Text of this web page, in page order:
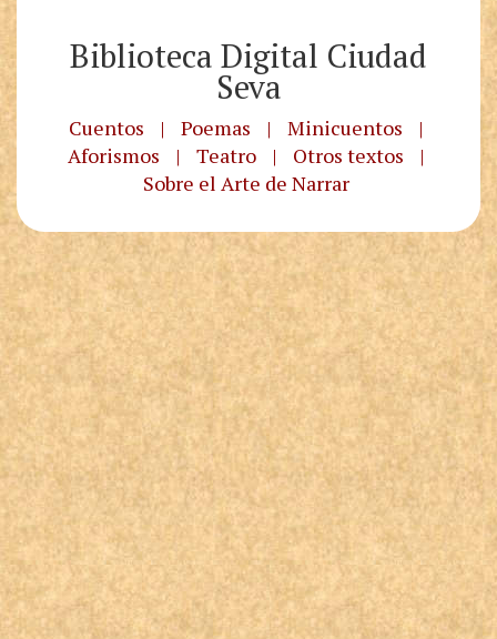
Biblioteca Digital Ciudad
Seva
Cuentos | Poemas | Minicuentos
|
Aforismos
| Teatro | Otros textos
|
Sobre el Arte de Narrar